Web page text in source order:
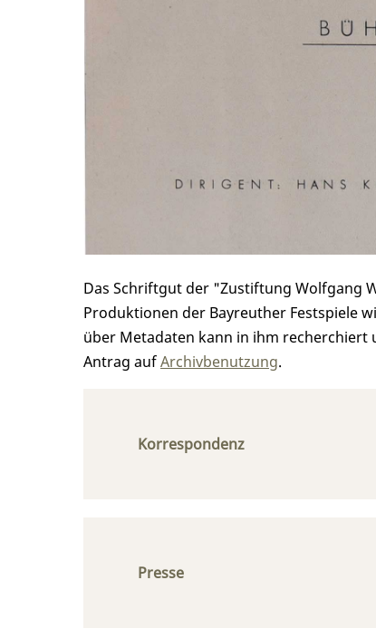
Das Schriftgut der "Zustiftung Wolfgang
Produktionen der Bayreuther Festspiele
über Metadaten kann in ihm recherchiert
Antrag aufArchivbenutzung.
Korrespondenz
Presse